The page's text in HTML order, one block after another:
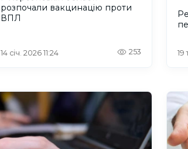
розпочали вакцинацію проти
ВПЛ
14 січ. 2026 11:24 253 19